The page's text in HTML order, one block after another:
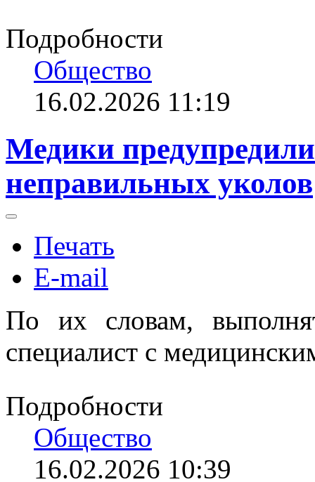
Подробности
Общество
16.02.2026 11:19
Медики
неправильных уколов
Печать
E-mail
По их словам,
специалист с
Подробности
Общество
16.02.2026 10:39